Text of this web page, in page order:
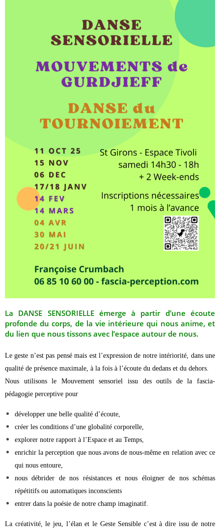
La DANSE SENSORIELLE émerge à partir d’une écoute
profonde du corps, de la vie intérieure qui nous anime, et
du lien que nous tissons avec l’espace autour de nous.
Le geste n’est pas pensé mais est l’expression de notre intériorité, dans une
qualité de présence maximale, à la fois à l’écoute du dedans et du dehors.
Nous utilisons le Mouvement sensoriel issu des outils de la fascia-
pédagogie perceptive pour
développer une belle qualité d’écoute,
créer les conditions d’une globalité corporelle,
explorer notre rapport à l’Espace et au Temps,
enrichir la perception que nous avons de nous-même en relation avec ce
qui nous entoure,
nous débrider de nos résistances et nous éloigner de nos schémas
répétitifs ou automatiques inconscients
entrer dans la poésie de notre champ imaginatif.
La créativité, le jeu, l’élan et le Geste Sensible c’est à dire issu de notre